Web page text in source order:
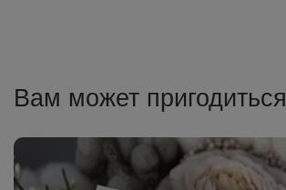
Вам может пригодиться